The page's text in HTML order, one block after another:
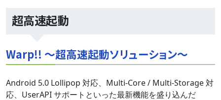
超高速起動
Warp!! ～超高速起動ソリューション～
Android 5.0 Lollipop 対応、Multi-Core / Multi-Storage 対
応、UserAPI サポートといった最新機能を盛り込んだ